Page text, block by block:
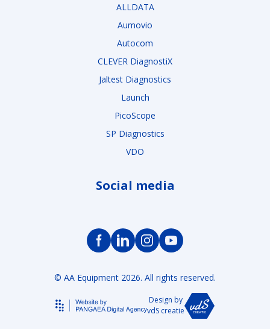
ALLDATA
Aumovio
Autocom
CLEVER DiagnostiX
Jaltest Diagnostics
Launch
PicoScope
SP Diagnostics
VDO
Social media
© AA Equipment 2026. All rights reserved.
Design by
vdS creatie